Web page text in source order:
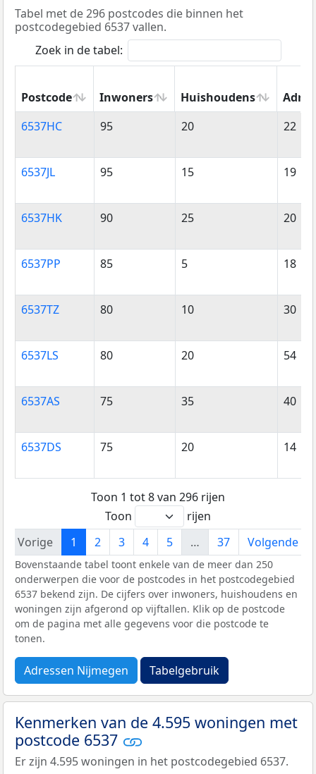
Tabel met de 296 postcodes die binnen het
postcodegebied 6537 vallen.
Zoek in de tabel:
Postcode Inwoners Huishoudens
Postcode
Inwoners Huishoudens
6537HC 95 20 22
6537JL 95 15 19
6537HK 90 25 20
6537PP 85 5 18
6537TZ 80 10 30
6537LS 80 20 54
6537AS 75 35 40
6537DS 75 20 14
Toon 1 tot 8 van 296 rijen
Toon
rijen
Vorige
1 2 3 4 5 … 37 Volgende
Bovenstaande tabel toont enkele van de meer dan 250
onderwerpen die voor de postcodes in het postcodegebied
6537 bekend zijn. De cijfers over inwoners, huishoudens en
woningen zijn afgerond op vijftallen. Klik op de postcode
om de pagina met alle gegevens voor die postcode te
tonen.
Adressen Nijmegen Tabelgebruik
Kenmerken van de 4.595 woningen met
postcode 6537
Er zijn 4.595 woningen in het postcodegebied 6537.